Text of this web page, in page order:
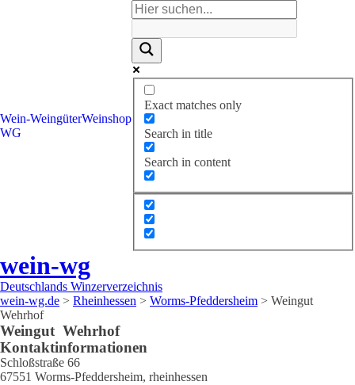
Wein-
WG
WeingüterWeinshop
Exact matches only
Search in title
Search in content
wein-wg
Deutschlands Winzerverzeichnis
wein-wg.de > Rheinhessen > Worms-Pfeddersheim > Weingut
Wehrhof
Weingut Wehrhof
Kontaktinformationen
Schloßstraße 66
67551 Worms-Pfeddersheim, rheinhessen